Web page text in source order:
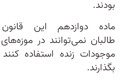
بودند.
ماده دوازدهم این
طالبان نمی‌توانند در
موجودات زنده استفاده
بگذارند.